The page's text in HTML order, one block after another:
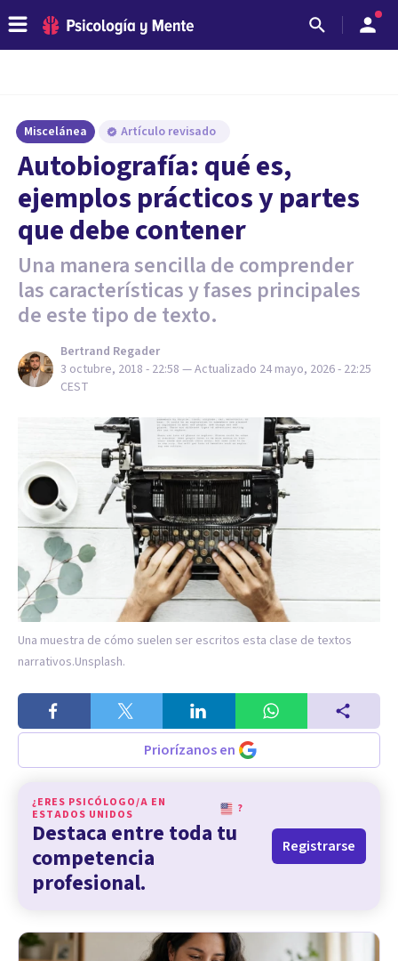
Miscelánea Artículo revisado
Autobiografía: qué es,
ejemplos prácticos y partes
que debe contener
Una manera sencilla de comprender
las características y fases principales
de este tipo de texto.
Bertrand Regader
3 octubre, 2018 - 22:58 — Actualizado 24 mayo, 2026 - 22:25
CEST
Una muestra de cómo suelen ser escritos esta clase de textos
narrativos.Unsplash.
Priorízanos en
¿ERES PSICÓLOGO/A EN
ESTADOS UNIDOS
?
Destaca entre toda tu
competencia
profesional.
Registrarse